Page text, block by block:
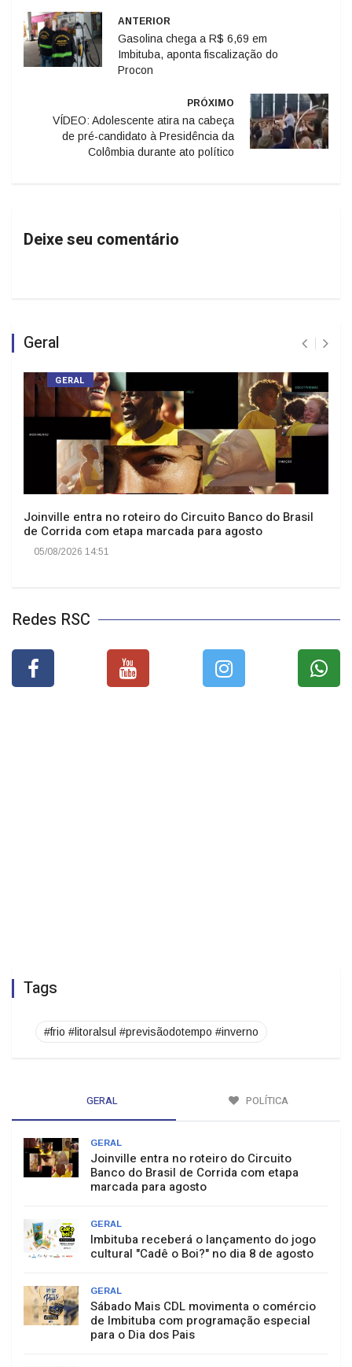
ANTERIOR
Gasolina chega a R$ 6,69 em
Imbituba, aponta fiscalização do
Procon
PRÓXIMO
VÍDEO: Adolescente atira na cabeça
de pré-candidato à Presidência da
Colômbia durante ato político
Deixe seu comentário
Geral
GERAL
Joinville entra no roteiro do Circuito Banco do Brasil
de Corrida com etapa marcada para agosto
05/08/2026 14:51
Redes RSC
Tags
#frio #litoralsul #previsãodotempo #inverno
GERAL POLÍTICA
GERAL
Joinville entra no roteiro do Circuito
Banco do Brasil de Corrida com etapa
marcada para agosto
GERAL
Imbituba receberá o lançamento do jogo
cultural "Cadê o Boi?" no dia 8 de agosto
GERAL
Sábado Mais CDL movimenta o comércio
de Imbituba com programação especial
para o Dia dos Pais